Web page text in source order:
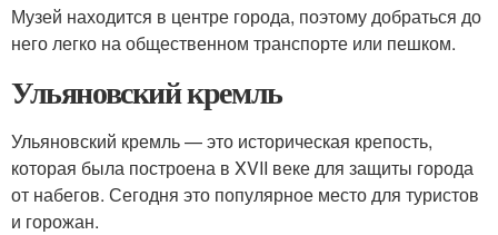
Музей находится в центре города, поэтому добраться до
него легко на общественном транспорте или пешком.
Ульяновский кремль
Ульяновский кремль — это историческая крепость,
которая была построена в XVII веке для защиты города
от набегов. Сегодня это популярное место для туристов
и горожан.